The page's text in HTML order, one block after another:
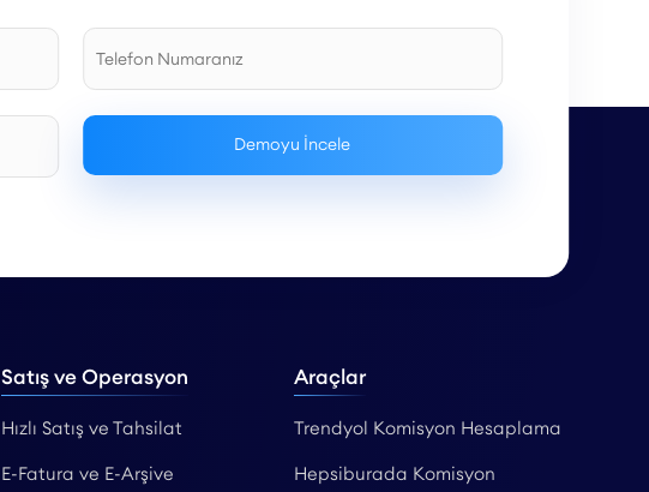
Satış ve Operasyon
Hızlı Satış ve Tahsilat
E-Fatura ve E-Arşive
Araçlar
Trendyol Komisyon Hesaplama
Hepsiburada Komisyon